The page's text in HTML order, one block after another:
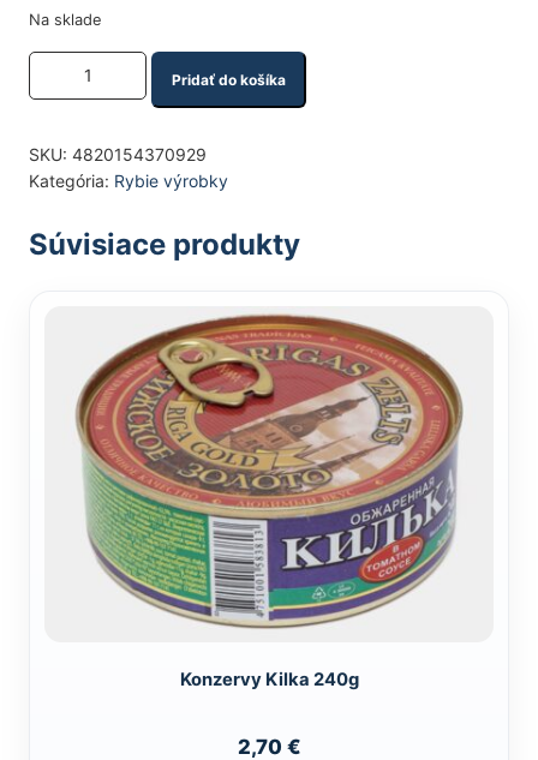
Na sklade
Množstvo produktu
Pridať do košíka
SKU: 4820154370929
Kategória: Rybie výrobky
Súvisiace produkty
Konzervy Kilka 240g
2,70 €